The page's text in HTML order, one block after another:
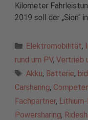
Kilometer
2019 soll der „Sion“
Kategorien
Elektromobilität,
rund um PV, Vertrieb
Schlagwörter
Akku, Batterie,
Carsharing,
Fachpartner,
Powersharing,